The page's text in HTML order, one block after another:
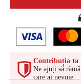
Contribuția ta
Ne ajuți să
care ai nevoie